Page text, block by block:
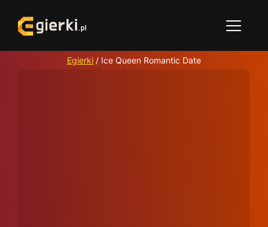
Egierki / Ice Queen Romantic Date